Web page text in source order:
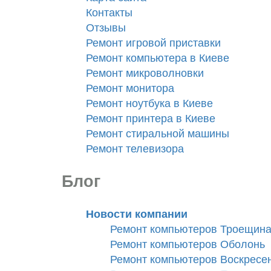
Контакты
Отзывы
Ремонт игровой приставки
Ремонт компьютера в Киеве
Ремонт микроволновки
Ремонт монитора
Ремонт ноутбука в Киеве
Ремонт принтера в Киеве
Ремонт стиральной машины
Ремонт телевизора
Блог
Новости компании
Ремонт компьютеров Троещина
Ремонт компьютеров Оболонь
Ремонт компьютеров